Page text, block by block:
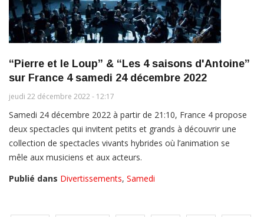
“Pierre et le Loup” & “Les 4 saisons d'Antoine”
sur France 4 samedi 24 décembre 2022
jeudi 22 décembre 2022 - 12:17
Samedi 24 décembre 2022 à partir de 21:10, France 4 propose
deux spectacles qui invitent petits et grands à découvrir une
collection de spectacles vivants hybrides où l’animation se
mêle aux musiciens et aux acteurs.
Publié dans Divertissements, Samedi